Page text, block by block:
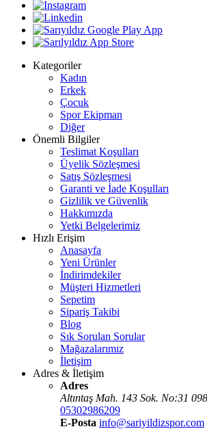
Kategoriler
Kadın
Erkek
Çocuk
Spor Ekipman
Diğer
Önemli Bilgiler
Teslimat Koşulları
Üyelik Sözleşmesi
Satış Sözleşmesi
Garanti ve İade Koşulları
Gizlilik ve Güvenlik
Hakkımızda
Yetki Belgelerimiz
Hızlı Erişim
Anasayfa
Yeni Ürünler
İndirimdekiler
Müşteri Hizmetleri
Sepetim
Sipariş Takibi
Blog
Sık Sorulan Sorular
Mağazalarımız
İletişim
Adres & İletişim
Adres
Altıntaş Mah. 143 Sok. No:31
05302986209
E-Posta info@sariyildizspor.com